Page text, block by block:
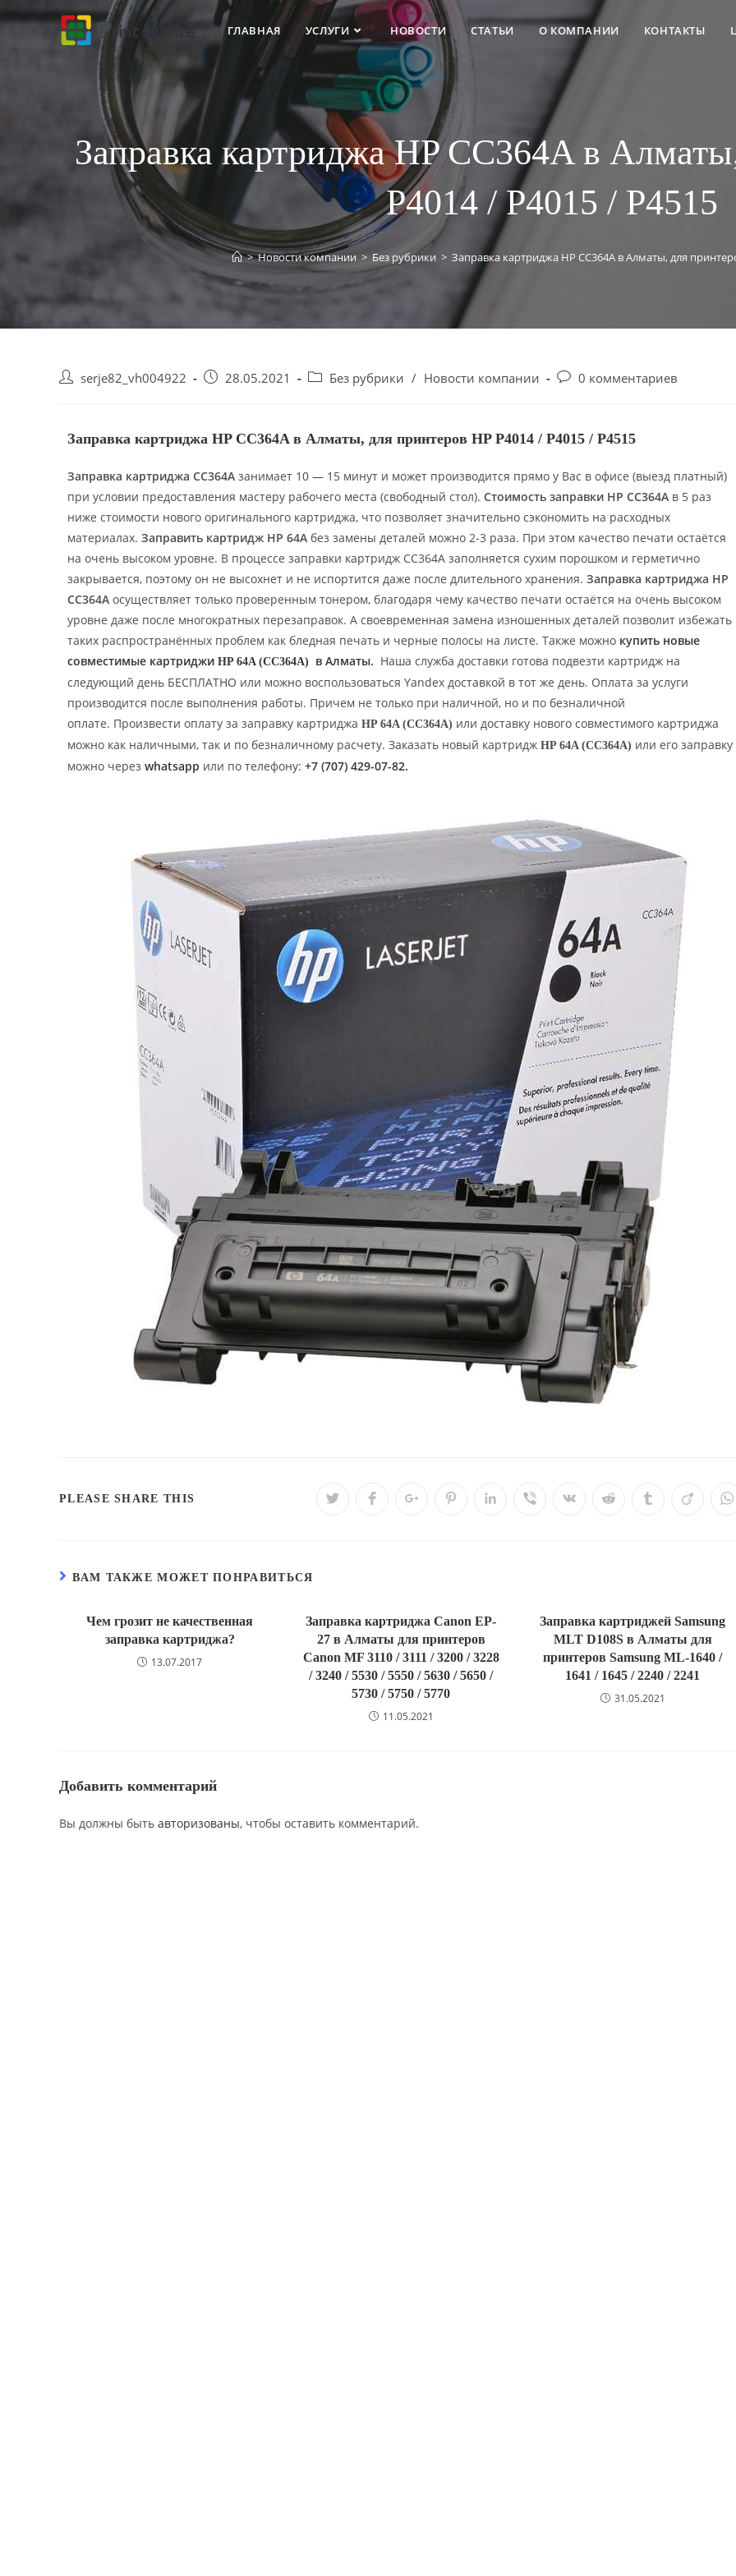
ГЛАВНАЯ УСЛУГИ НОВОСТИ СТАТЬИ О КОМПАНИИ КОНТАКТЫ
Заправка картриджа HP CC364A в
P4014 / P4015 / P4515
> Новости компании > Без рубрики > Заправка картриджа HP CC364A в Алматы, для
serje82_vh004922 28.05.2021 Без рубрики / Новости компании 0 комментариев
Заправка картриджа HP CC364A в Алматы, для принтеров HP P4014 / P4015 / P4515
Заправка картриджа CC364A занимает 10 — 15 минут и может производится прямо у Вас в офисе (выезд платный)
при условии предоставления мастеру рабочего места (свободный стол). Стоимость заправки HP CC364A в 5 раз
ниже стоимости нового оригинального картриджа, что позволяет значительно сэкономить на расходных
материалах. Заправить картридж HP 64A без замены деталей можно 2-3 раза. При этом качество печати остаётся
на очень высоком уровне. В процессе заправки картридж CC364A заполняется сухим порошком и герметично
закрывается, поэтому он не высохнет и не испортится даже после длительного хранения. Заправка картриджа HP
CC364A осуществляет только проверенным тонером, благодаря чему качество печати остаётся на очень высоком
уровне даже после многократных перезаправок. А своевременная замена изношенных деталей позволит избежать
таких распространённых проблем как бледная печать и черные полосы на листе. Также можно купить новые
совместимые картриджи HP 64A (CC364A) в Алматы. Наша служба доставки готова подвезти картридж на
следующий день БЕСПЛАТНО или можно воспользоваться Yandex доставкой в тот же день. Оплата за услуги
производится после выполнения работы. Причем не только при наличной, но и по безналичной
оплате. Произвести оплату за заправку картриджа HP 64A (CC364A) или доставку нового совместимого картриджа
можно как наличными, так и по безналичному расчету. Заказать новый картридж HP 64A (CC364A) или его заправку
можно через whatsapp или по телефону: +7 (707) 429-07-82.
PLEASE SHARE THIS
ВАМ ТАКЖЕ МОЖЕТ ПОНРАВИТЬСЯ
Чем грозит не качественная
заправка картриджа?
13.07.2017
Заправка картриджа Canon EP-
27 в Алматы для принтеров
Canon MF 3110 / 3111 / 3200 / 3228
/ 3240 / 5530 / 5550 / 5630 / 5650 /
5730 / 5750 / 5770
11.05.2021
Заправка картриджей Samsung
MLT D108S в Алматы для
принтеров Samsung ML-1640 /
1641 / 1645 / 2240 / 2241
31.05.2021
Добавить комментарий
Вы должны быть авторизованы, чтобы оставить комментарий.